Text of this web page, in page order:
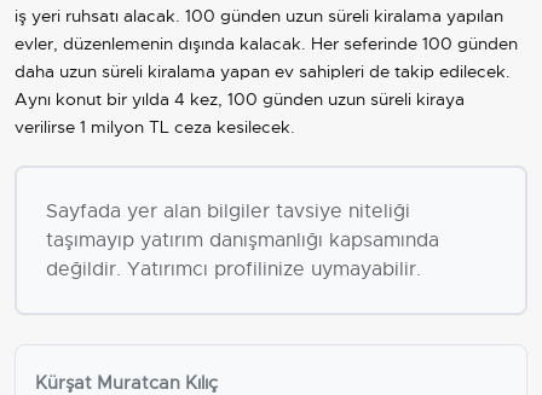
iş yeri ruhsatı alacak. 100 günden uzun süreli kiralama yapılan
evler, düzenlemenin dışında kalacak. Her seferinde 100 günden
daha uzun süreli kiralama yapan ev sahipleri de takip edilecek.
Aynı konut bir yılda 4 kez, 100 günden uzun süreli kiraya
verilirse 1 milyon TL ceza kesilecek.
Sayfada yer alan bilgiler tavsiye niteliği
taşımayıp yatırım danışmanlığı kapsamında
değildir. Yatırımcı profilinize uymayabilir.
Kürşat Muratcan Kılıç